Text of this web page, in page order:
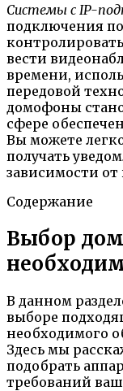
Системы с IP-
подключения
вести
времени,
передовой
домофоны
сфере
Вы можете
получать
зависимости
Содержание
Выбор
В данном
выборе
необходимого
Здесь мы
подобрать
требований